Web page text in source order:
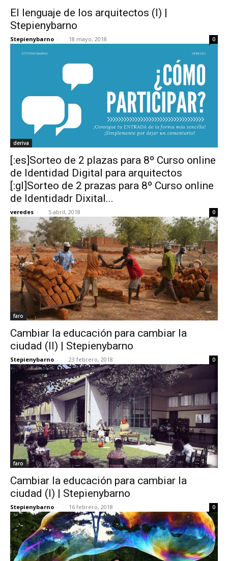
El lenguaje de los arquitectos (I) |
Stepienybarno
Stepienybarno - 18 mayo, 2018 0
deriva
[:es]Sorteo de 2 plazas para 8º Curso online
de Identidad Digital para arquitectos
[:gl]Sorteo de 2 prazas para 8º Curso online
de Identidadr Dixital...
veredes - 5 abril, 2018 0
faro
Cambiar la educación para cambiar la
ciudad (II) | Stepienybarno
Stepienybarno - 23 febrero, 2018 0
faro
Cambiar la educación para cambiar la
ciudad (I) | Stepienybarno
Stepienybarno - 16 febrero, 2018 0